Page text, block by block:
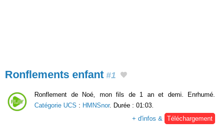
Ronflements enfant #1
Ronflement de Noé, mon fils de 1 an et demi. Enrhumé.
Catégorie UCS : HMNSnor. Durée : 01:03.
+ d'infos &
Téléchargement